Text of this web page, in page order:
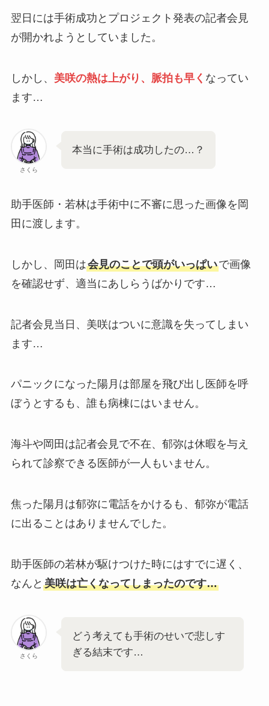
翌日には手術成功とプロジェクト発表の記者会見
が開かれようとしていました。
しかし、 美咲の熱は上がり、脈拍も早く なってい
ます…
さくら
本当に手術は成功したの…？
助手医師・若林は手術中に不審に思った画像を岡
田に渡します。
しかし、岡田は会見のことで頭がいっぱいで画像
を確認せず、適当にあしらうばかりです…
記者会見当日、美咲はついに意識を失ってしまい
ます…
パニックになった陽月は部屋を飛び出し医師を呼
ぼうとするも、誰も病棟にはいません。
海斗や岡田は記者会見で不在、郁弥は休暇を与え
られて診察できる医師が一人もいません。
焦った陽月は郁弥に電話をかけるも、郁弥が電話
に出ることはありませんでした。
助手医師の若林が駆けつけた時にはすでに遅く、
なんと 美咲は亡くなってしまったのです…
さくら
どう考えても手術のせいで悲しす
ぎる結末です…